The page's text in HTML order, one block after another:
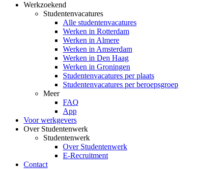
Werkzoekend
Studentenvacatures
Alle studentenvacatures
Werken in Rotterdam
Werken in Almere
Werken in Amsterdam
Werken in Den Haag
Werken in Groningen
Studentenvacatures per plaats
Studentenvacatures per beroepsgroep
Meer
FAQ
App
Voor werkgevers
Over Studentenwerk
Studentenwerk
Over Studentenwerk
E-Recruitment
Contact